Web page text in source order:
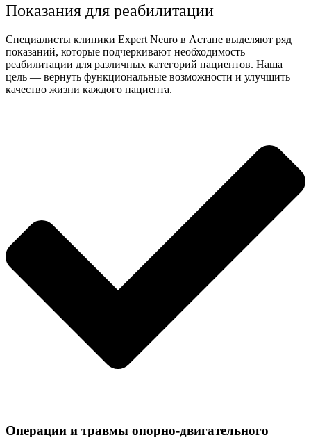
Показания для реабилитации
Специалисты клиники Expert Neuro в Астане выделяют ряд
показаний, которые подчеркивают необходимость
реабилитации для различных категорий пациентов. Наша
цель — вернуть функциональные возможности и улучшить
качество жизни каждого пациента.
Операции и травмы опорно-двигательного